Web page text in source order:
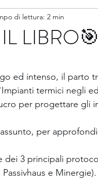
Legge 10 e APE
prestazioni e difetti
Dal cantiere con
ed altro
LIBRO🎯
di lettura: 2 min
ed intenso, il parto
termici negli
per progettare gli
per
dei 3 principali
e Minergie).